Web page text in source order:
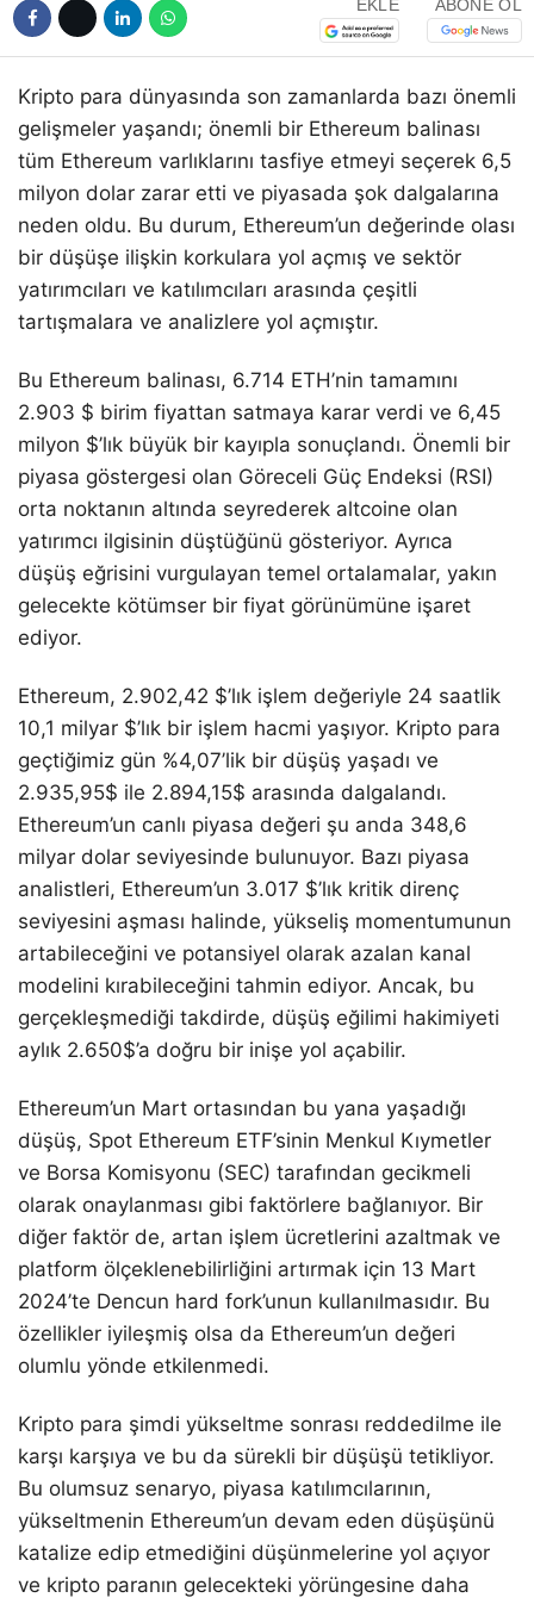
EKLE ABONE OL
Kripto para dünyasında son zamanlarda bazı önemli
gelişmeler yaşandı; önemli bir Ethereum balinası
tüm Ethereum varlıklarını tasfiye etmeyi seçerek 6,5
milyon dolar zarar etti ve piyasada şok dalgalarına
neden oldu. Bu durum, Ethereum’un değerinde olası
bir düşüşe ilişkin korkulara yol açmış ve sektör
yatırımcıları ve katılımcıları arasında çeşitli
tartışmalara ve analizlere yol açmıştır.
Bu Ethereum balinası, 6.714 ETH’nin tamamını
2.903 $ birim fiyattan satmaya karar verdi ve 6,45
milyon $’lık büyük bir kayıpla sonuçlandı. Önemli bir
piyasa göstergesi olan Göreceli Güç Endeksi (RSI)
orta noktanın altında seyrederek altcoine olan
yatırımcı ilgisinin düştüğünü gösteriyor. Ayrıca
düşüş eğrisini vurgulayan temel ortalamalar, yakın
gelecekte kötümser bir fiyat görünümüne işaret
ediyor.
Ethereum, 2.902,42 $’lık işlem değeriyle 24 saatlik
10,1 milyar $’lık bir işlem hacmi yaşıyor. Kripto para
geçtiğimiz gün %4,07’lik bir düşüş yaşadı ve
2.935,95$ ile 2.894,15$ arasında dalgalandı.
Ethereum’un canlı piyasa değeri şu anda 348,6
milyar dolar seviyesinde bulunuyor. Bazı piyasa
analistleri, Ethereum’un 3.017 $’lık kritik direnç
seviyesini aşması halinde, yükseliş momentumunun
artabileceğini ve potansiyel olarak azalan kanal
modelini kırabileceğini tahmin ediyor. Ancak, bu
gerçekleşmediği takdirde, düşüş eğilimi hakimiyeti
aylık 2.650$’a doğru bir inişe yol açabilir.
Ethereum’un Mart ortasından bu yana yaşadığı
düşüş, Spot Ethereum ETF’sinin Menkul Kıymetler
ve Borsa Komisyonu (SEC) tarafından gecikmeli
olarak onaylanması gibi faktörlere bağlanıyor. Bir
diğer faktör de, artan işlem ücretlerini azaltmak ve
platform ölçeklenebilirliğini artırmak için 13 Mart
2024’te Dencun hard fork’unun kullanılmasıdır. Bu
özellikler iyileşmiş olsa da Ethereum’un değeri
olumlu yönde etkilenmedi.
Kripto para şimdi yükseltme sonrası reddedilme ile
karşı karşıya ve bu da sürekli bir düşüşü tetikliyor.
Bu olumsuz senaryo, piyasa katılımcılarının,
yükseltmenin Ethereum’un devam eden düşüşünü
katalize edip etmediğini düşünmelerine yol açıyor
ve kripto paranın gelecekteki yörüngesine daha